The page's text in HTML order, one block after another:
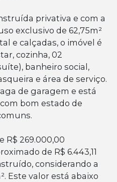
privativa e com a
exclusivo de 62,75m²
e calçadas, o imóvel é
cozinha, 02
banheiro social,
e área de serviço.
de garagem e está
bom estado de
R$ 269.000,00
de R$ 6.443,11
considerando a
Este valor está abaixo